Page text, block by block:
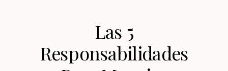
Las 5
Responsabilidades